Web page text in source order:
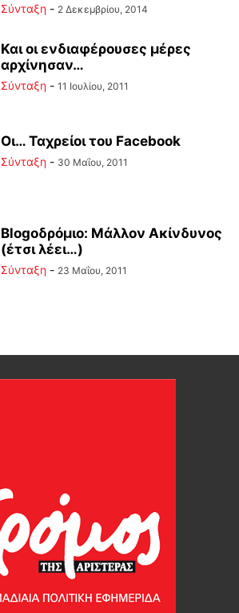
Σύνταξη - 2 Δεκεμβρίου, 2014
Και οι ενδιαφέρουσες μέρες
αρχίνησαν…
Σύνταξη - 11 Ιουλίου, 2011
Οι… Ταχρείοι του Facebook
Σύνταξη - 30 Μαΐου, 2011
Blogoδρόμιο: Μάλλον Ακίνδυνος
(έτσι λέει…)
Σύνταξη - 23 Μαΐου, 2011